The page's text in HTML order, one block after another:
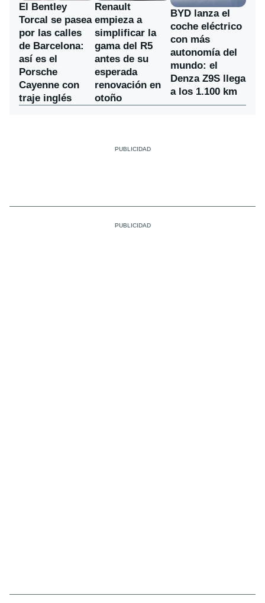
El Bentley
Torcal se pasea
por las calles
de Barcelona:
así es el
Porsche
Cayenne con
traje inglés
Renault
empieza a
simplificar la
gama del R5
antes de su
esperada
renovación en
otoño
BYD lanza el
coche eléctrico
con más
autonomía del
mundo: el
Denza Z9S llega
a los 1.100 km